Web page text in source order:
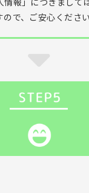
で、ご安心ください